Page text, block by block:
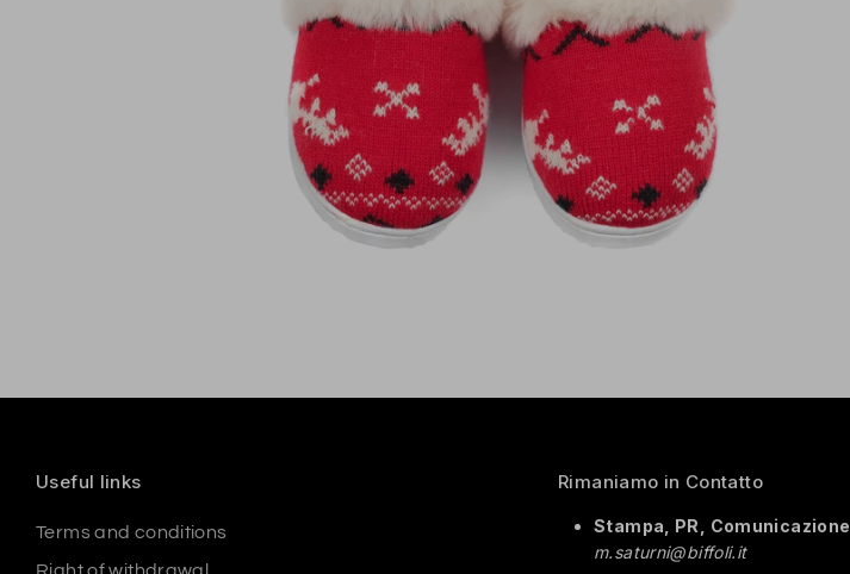
Useful links
Terms and conditions
Rimaniamo in Contatto
Stampa, PR, Comunicazione
m.saturni@biffoli.it